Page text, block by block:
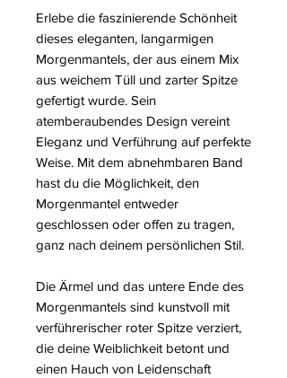
Erlebe die faszinierende Schönheit
dieses eleganten, langarmigen
Morgenmantels, der aus einem Mix
aus weichem Tüll und zarter Spitze
gefertigt wurde. Sein
atemberaubendes Design vereint
Eleganz und Verführung auf perfekte
Weise. Mit dem abnehmbaren Band
hast du die Möglichkeit, den
Morgenmantel entweder
geschlossen oder offen zu tragen,
ganz nach deinem persönlichen Stil.
Die Ärmel und das untere Ende des
Morgenmantels sind kunstvoll mit
verführerischer roter Spitze verziert,
die deine Weiblichkeit betont und
einen Hauch von Leidenschaft